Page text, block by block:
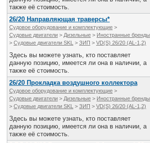
также её стоимость.
26/20 Направляющая траверсы*
Судовое оборудование и комплектующие >
Судовые двигатели > Дизельные > Иностранные бренды
> Судовые двигатели SKL > ЗИП > VD(S) 26/20 (AL-1,2)
Здесь вы можете узнать, кто поставляет
данную позицию, имеется ли она в наличии, а
также её стоимость.
26/20 Прокладка воздушного коллектора
Судовое оборудование и комплектующие >
Судовые двигатели > Дизельные > Иностранные бренды
> Судовые двигатели SKL > ЗИП > VD(S) 26/20 (AL-1,2)
Здесь вы можете узнать, кто поставляет
данную позицию, имеется ли она в наличии, а
также её стоимость.